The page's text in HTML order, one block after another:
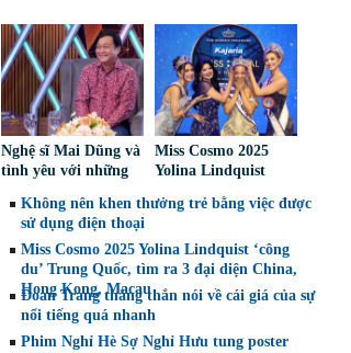
Nghệ sĩ Mai Dũng và
tình yêu với những
Miss Cosmo 2025
Yolina Lindquist
đại diện mới tranh
Không nên khen thưởng trẻ bằng việc được
sử dụng điện thoại
Miss Cosmo 2025 Yolina Lindquist ‘công
du’ Trung Quốc, tìm ra 3 đại diện China,
Hong Kong, Macau
Đoan Trang thẳng thắn nói về cái giá của sự
nổi tiếng quá nhanh
Phim Nghỉ Hè Sợ Nghỉ Hưu tung poster